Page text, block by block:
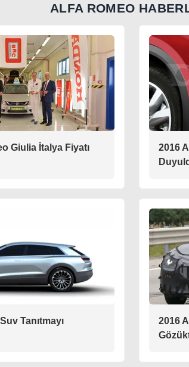
ALFA ROMEO
Giulia İtalya Fiyatı
2016
Tanıtmayı
2016